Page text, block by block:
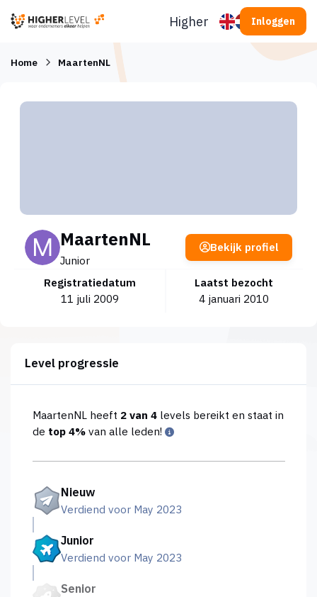
Higherlevel Inloggen
Home MaartenNL
MaartenNL
Junior
Registratiedatum
11 juli 2009
Laatst bezocht
4 januari 2010
Bekijk profiel
Level progressie
MaartenNL heeft 2 van 4levels bereikt en staat in
de top 4%van alle leden!
Nieuw
Verdiend voor May 2023
Junior
Verdiend voor May 2023
Senior